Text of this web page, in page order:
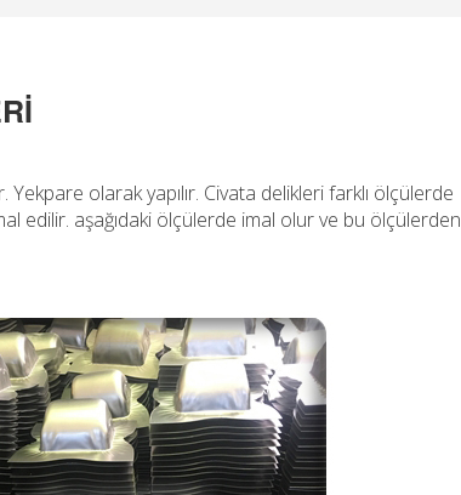
Yekpare olarak yapılır. Civata delikleri farklı ölçülerde
edilir. aşağıdaki ölçülerde imal olur ve bu ölçülerden